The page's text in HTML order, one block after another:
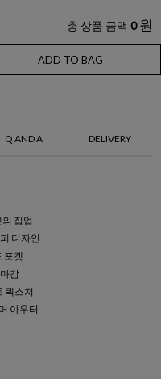
총 상품 금액 0 원
ADD TO BAG
Q AND A DELIVERY
집업
디자인
포켓
감
텍스쳐
아우터